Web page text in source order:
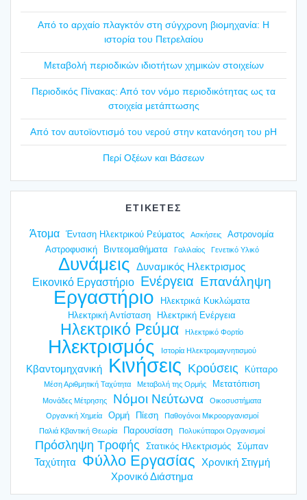
Από το αρχαίο πλαγ­κτόν στη σύγ­χρο­νη βιο­μη­χα­νία: Η
ιστο­ρία του Πετρε­λαί­ου
Mετα­βο­λή περιο­δι­κών ιδιο­τή­των χημι­κών στοι­χεί­ων
Περιο­δι­κός Πίνα­κας: Από τον νόμο περιο­δι­κό­τη­τας ως τα
στοι­χεία μετά­πτω­σης
Από τον αυτοϊ­ο­ντι­σμό του νερού στην κατα­νό­η­ση του pH
Περί Οξέ­ων και Βάσε­ων
ΕΤΙΚΕΤΕΣ
Άτομα Ένταση Ηλεκτρικού Ρεύματος Ασκήσεις
Αστρονομία
Αστροφυσική
Βιντεομαθήματα Γαλιλαίος Γενετικό Υλικό
Δυνάμεις Δυναμικός Ηλεκτρισμος
Εικονικό Εργαστήριο Ενέργεια Επανάληψη
Εργαστήριο
Ηλεκτρικά Κυκλώματα
Ηλεκτρική Αντίσταση
Ηλεκτρική Ενέργεια
Ηλεκτρικό Ρεύμα Ηλεκτρικό Φορτίο
Ηλεκτρισμός Ιστορία Ηλεκτρομαγνητισμού
Κβαντομηχανική Κινήσεις Κρούσεις Κύτταρο
Μέση Αριθμητική Ταχύτητα Μεταβολή της Ορμής Μετατόπιση
Μονάδες Μέτρησης Νόμοι Νεύτωνα
Οικοσυστήματα
Οργανική Χημεία
Ορμή Πίεση
Παθογόνοι Μικροοργανισμοί
Παλιά Κβαντική Θεωρία
Παρουσίαση Πολυκύτταροι Οργανισμοί
Πρόσληψη Τροφής Στατικός Ηλεκτρισμός Σύμπαν
Ταχύτητα Φύλλο Εργασίας
Χρονική Στιγμή
Χρονικό Διάστημα